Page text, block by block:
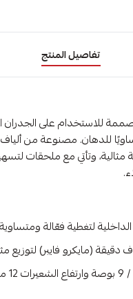
تفاصيل المنتج
للاستخدام على الجدران
للدهان. مصنوعة من
مثالية، وتأتي مع ملحقات
لتغطية فعّالة
(مايكرو فايبر) لتوزيع
•